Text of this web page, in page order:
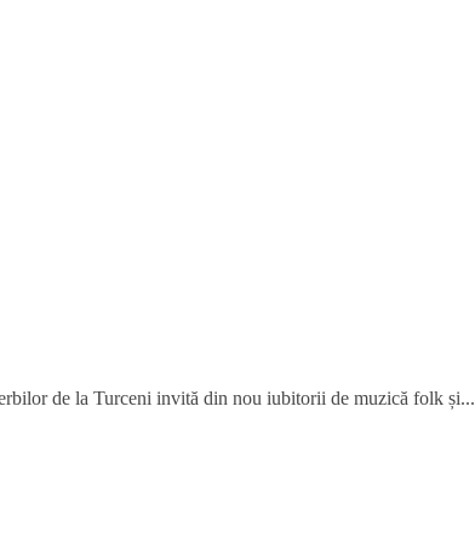
de la Turceni invită din nou iubitorii de muzică folk și...